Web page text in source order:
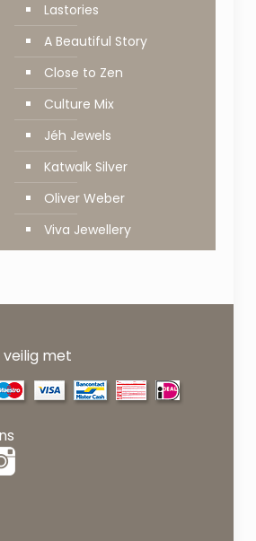
Lastories
A Beautiful Story
Close to Zen
Culture Mix
Jéh Jewels
Katwalk Silver
Oliver Weber
Viva Jewellery
met